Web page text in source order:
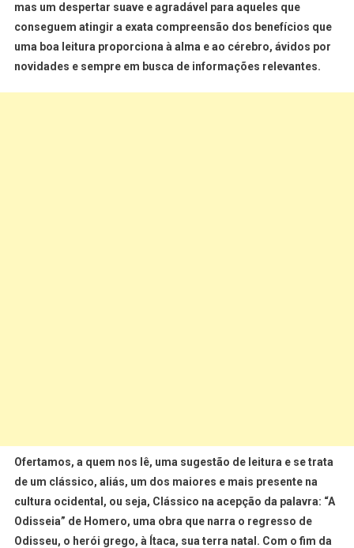
mas um despertar suave e agradável para aqueles que
conseguem atingir a exata compreensão dos benefícios que
uma boa leitura proporciona à alma e ao cérebro, ávidos por
novidades e sempre em busca de informações relevantes.
Ofertamos, a quem nos lê, uma sugestão de leitura e se trata
de um clássico, aliás, um dos maiores e mais presente na
cultura ocidental, ou seja, Clássico na acepção da palavra: “A
Odisseia” de Homero, uma obra que narra o regresso de
Odisseu, o herói grego, à Ítaca, sua terra natal. Com o fim da